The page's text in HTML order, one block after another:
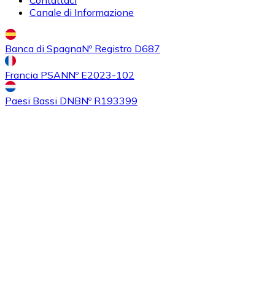
Acquistare
ETC
Canale di Informazione
Banca di SpagnaNº Registro D687
Francia PSANNº E2023-102
Paesi Bassi DNBNº R193399